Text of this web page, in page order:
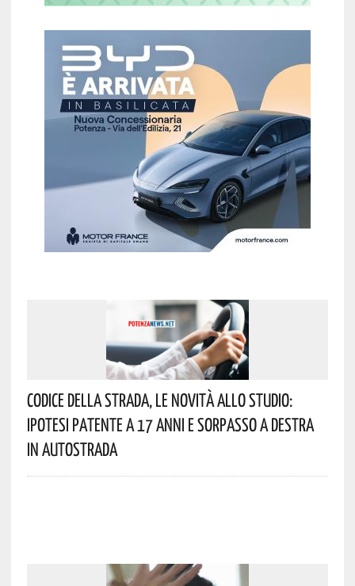
Codice Della Strada, Le Novità Allo Studio:
Ipotesi Patente A 17 Anni E Sorpasso A Destra
In Autostrada